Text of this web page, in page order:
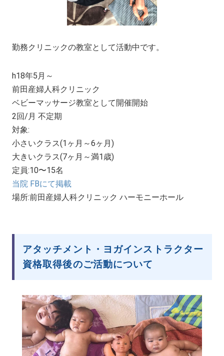
勤務クリニックの教室として活動中です。
h18年5月～
前田産婦人科クリニック
ベビーマッサージ教室として開催開始
2回/月 不定期
対象:
小さいクラス(1ヶ月～6ヶ月)
大きいクラス(7ヶ月～満1歳)
定員:10〜15名
当院 FBにて掲載
場所:前田産婦人科クリニック ハーモニーホール
アタッチメント・ヨガインストラクター
資格取得後のご活動について